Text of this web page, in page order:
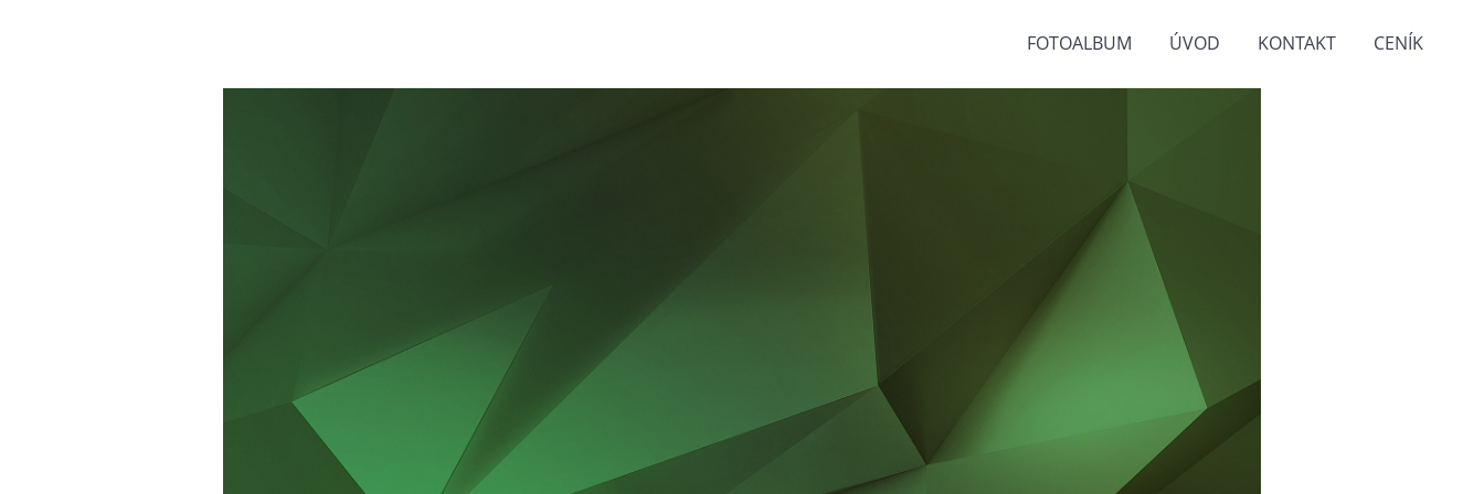
FOTOALBUM ÚVOD KONTAKT CENÍK